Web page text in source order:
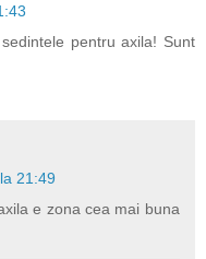
pentru axila! Sunt
21:49
e zona cea mai buna